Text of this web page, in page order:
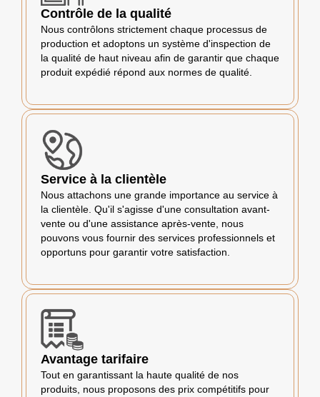
Contrôle de la qualité
Nous contrôlons strictement chaque processus de
production et adoptons un système d'inspection de
la qualité de haut niveau afin de garantir que chaque
produit expédié répond aux normes de qualité.
Service à la clientèle
Nous attachons une grande importance au service à
la clientèle. Qu'il s'agisse d'une consultation avant-
vente ou d'une assistance après-vente, nous
pouvons vous fournir des services professionnels et
opportuns pour garantir votre satisfaction.
Avantage tarifaire
Tout en garantissant la haute qualité de nos
produits, nous proposons des prix compétitifs pour